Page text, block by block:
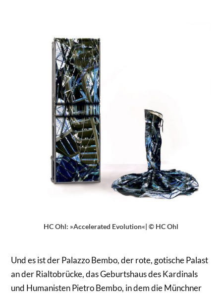
HC Ohl: »Accelerated Evolution«| © HC Ohl
Und es ist der Palazzo Bembo, der rote, gotische Palast
an der Rialtobrücke, das Geburtshaus des Kardinals
und Humanisten Pietro Bembo, in dem die Münchner